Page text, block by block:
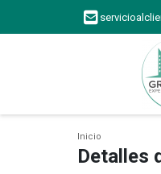
Inicio
Detalles